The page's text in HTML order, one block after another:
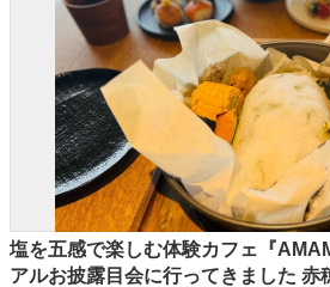
塩を五感で楽しむ体験カフェ『
アルお披露目会に行ってきました 赤